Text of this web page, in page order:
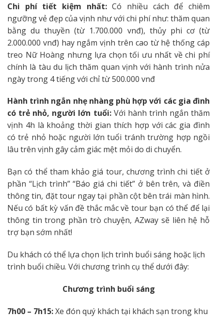
Chi phí tiết kiệm nhất:Có nhiều cách để chiêm
ngưỡng vẻ đẹp của vịnh như với chi phí như: thăm quan
bằng du thuyền (từ 1.700.000 vnđ), thủy phi cơ (từ
2.000.000 vnđ) hay ngắm vịnh trên cao từ hệ thống cáp
treo Nữ Hoàng nhưng lựa chọn tối ưu nhất về chi phí
chính là tàu du lịch thăm quan vịnh với hành trình nửa
ngày trong 4 tiếng với chỉ từ 500.000 vnđ
Hành trình ngắn nhẹ nhàng phù hợp với các gia đình
có trẻ nhỏ, người lớn tuổi: Với hành trình ngắn thăm
vịnh 4h là khoảng thời gian thích hợp với các gia đình
có trẻ nhỏ hoặc người lớn tuổi tránh trường hợp ngồi
lâu trên vịnh gây cảm giác mệt mỏi do di chuyển.
Bạn có thể tham khảo giá tour, chương trình chi tiết ở
phần “Lịch trình” “Báo giá chi tiết” ở bên trên, và điền
thông tin, đặt tour ngay tại phần cột bên trái màn hình.
Nếu có bất kỳ vấn đề thắc mắc về tour bạn có thể để lại
thông tin trong phần trò chuyện, AZway sẽ liên hệ hỗ
trợ bạn sớm nhất!
Du khách có thể lựa chọn lịch trình buổi sáng hoặc lịch
trình buổi chiều. Với chương trình cụ thể dưới đây:
Chương trình buổi sáng
7h00 – 7h15:Xe đón quý khách tại khách sạn trong khu